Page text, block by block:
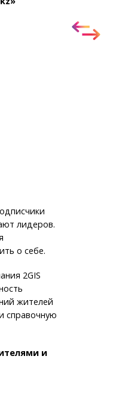
лидеров.
о себе.
2GIS
жителей
справочную
и